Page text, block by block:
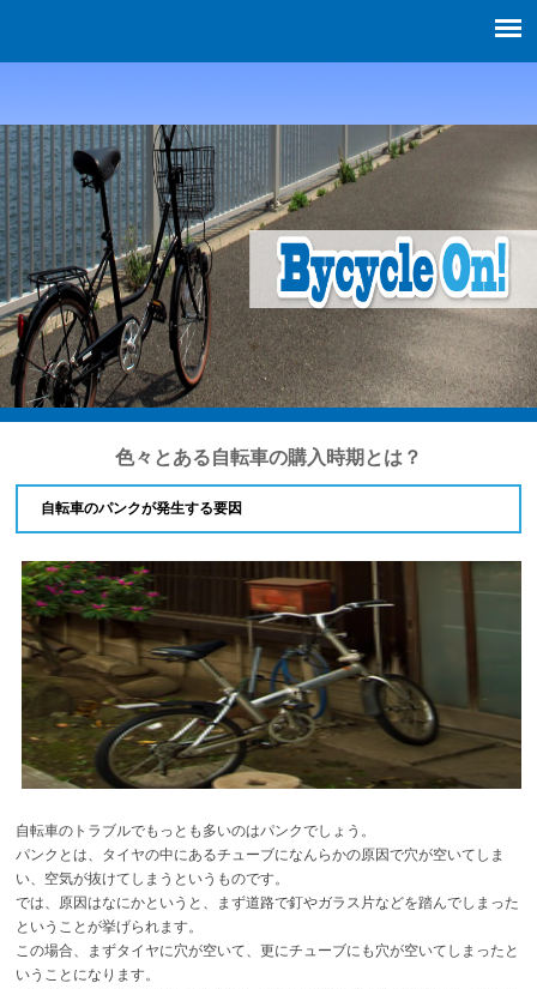
色々とある自転車の購入時期とは？
自転車のパンクが発生する要因
自転車のトラブルでもっとも多いのはパンクでしょう。
パンクとは、タイヤの中にあるチューブになんらかの原因で穴が空いてしま
い、空気が抜けてしまうというものです。
では、原因はなにかというと、まず道路で釘やガラス片などを踏んでしまった
ということが挙げられます。
この場合、まずタイヤに穴が空いて、更にチューブにも穴が空いてしまったと
いうことになります。